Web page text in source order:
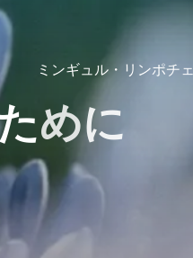
ミンギュル・リンポチェ
めに